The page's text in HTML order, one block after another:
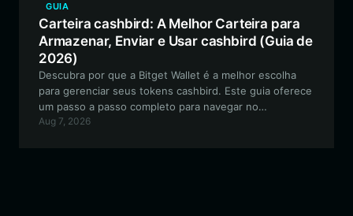
GUIA
Carteira cashbird: A Melhor Carteira para
Armazenar, Enviar e Usar cashbird (Guia de
2026)
Descubra por que a Bitget Wallet é a melhor escolha
para gerenciar seus tokens cashbird. Este guia oferece
um passo a passo completo para navegar no
ecossistema Cash Cat baseado em EVM, garantindo
Aug 7, 2026